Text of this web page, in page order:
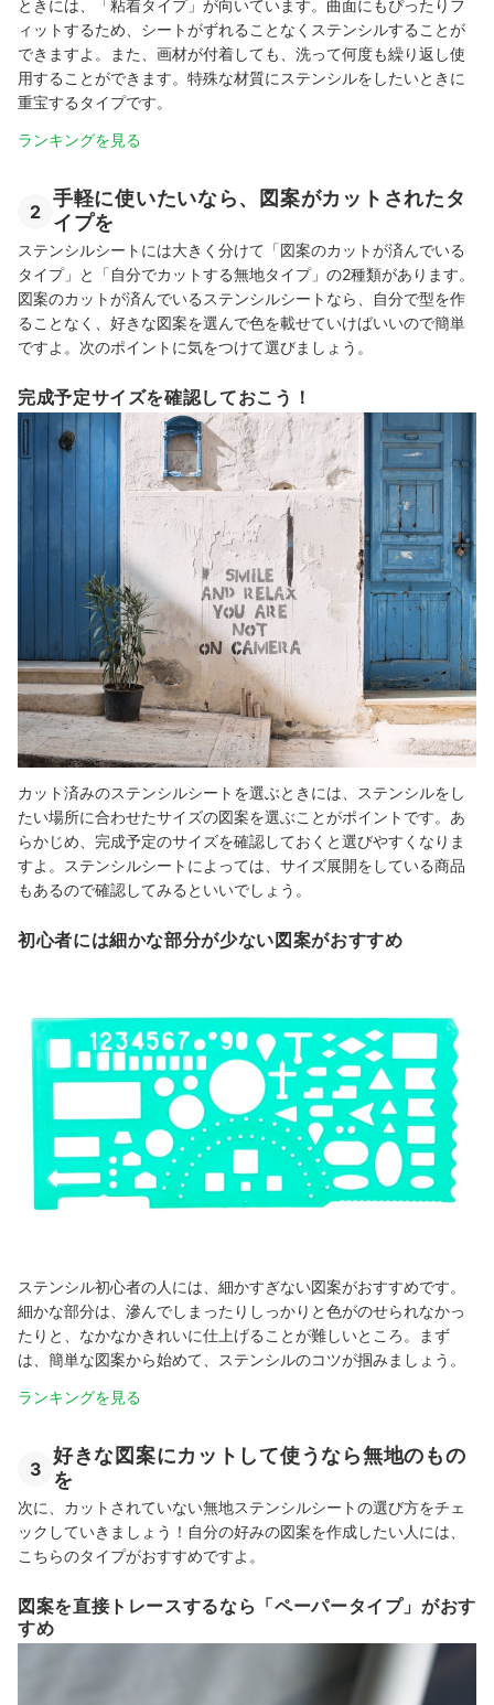
ときには、「粘着タイプ」が向いています。曲面にもぴったりフ
ィットするため、シートがずれることなくステンシルすることが
できますよ。また、画材が付着しても、洗って何度も繰り返し使
用することができます。特殊な材質にステンシルをしたいときに
重宝するタイプです。
ランキングを見る
2
手軽に使いたいなら、図案がカットされたタ
イプを
ステンシルシートには大きく分けて「図案のカットが済んでいる
タイプ」と「自分でカットする無地タイプ」の2種類があります。
図案のカットが済んでいるステンシルシートなら、自分で型を作
ることなく、好きな図案を選んで色を載せていけばいいので簡単
ですよ。次のポイントに気をつけて選びましょう。
完成予定サイズを確認しておこう！
カット済みのステンシルシートを選ぶときには、ステンシルをし
たい場所に合わせたサイズの図案を選ぶことがポイントです。あ
らかじめ、完成予定のサイズを確認しておくと選びやすくなりま
すよ。ステンシルシートによっては、サイズ展開をしている商品
もあるので確認してみるといいでしょう。
初心者には細かな部分が少ない図案がおすすめ
ステンシル初心者の人には、細かすぎない図案がおすすめです。
細かな部分は、滲んでしまったりしっかりと色がのせられなかっ
たりと、なかなかきれいに仕上げることが難しいところ。まず
は、簡単な図案から始めて、ステンシルのコツが掴みましょう。
ランキングを見る
3
好きな図案にカットして使うなら無地のもの
を
次に、カットされていない無地ステンシルシートの選び方をチェ
ックしていきましょう！自分の好みの図案を作成したい人には、
こちらのタイプがおすすめですよ。
図案を直接トレースするなら「ペーパータイプ」がおす
すめ